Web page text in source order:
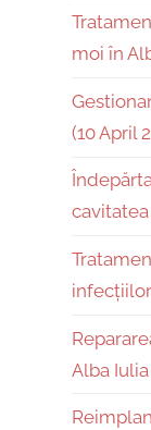
moi în
(10 April
cavitatea
infecțiilor
Alba Iulia